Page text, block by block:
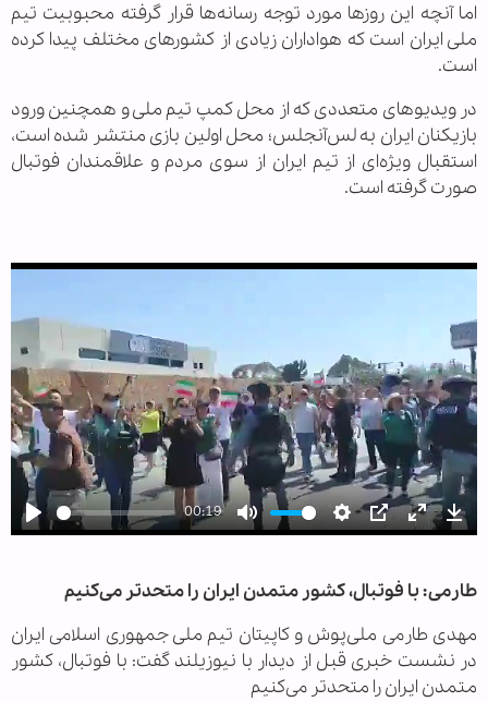
اما آنچه این روزها مورد توجه رسانه‌ها قرار گرفته محبوبیت تیم
ملی ایران است که هواداران زیادی از کشورهای مختلف پیدا کرده
است.
در ویدیوهای متعددی که از محل کمپ تیم ملی و همچنین ورود
بازیکنان ایران به لس‌آنجلس؛ محل اولین بازی منتشر شده است،
استقبال ویژه‌ای از تیم ایران از سوی مردم و علاقمندان فوتبال
صورت گرفته است.
Play
00:19
Mute Settings
PIP Enter
طارمی: با فوتبال، کشور متمدن ایران را متحدتر می‌کنیم
مهدی طارمی ملی‌پوش و کاپیتان تیم ملی جمهوری اسلامی ایران
در نشست خبری قبل از دیدار با نیوزیلند گفت: با فوتبال، کشور
متمدن ایران را متحدتر می‌کنیم